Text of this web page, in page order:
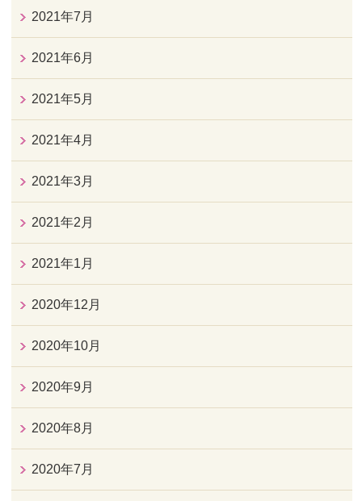
2021年7月
2021年6月
2021年5月
2021年4月
2021年3月
2021年2月
2021年1月
2020年12月
2020年10月
2020年9月
2020年8月
2020年7月